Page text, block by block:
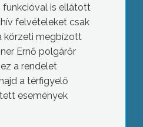
is ellátott
felvételeket csak
körzeti megbízott
Ernő polgárőr
a rendelet
a térfigyelő
események